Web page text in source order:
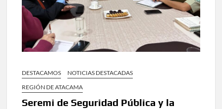
DESTACAMOS
NOTICIAS DESTACADAS
REGIÓN DE ATACAMA
Seremi de Seguridad Pública y la